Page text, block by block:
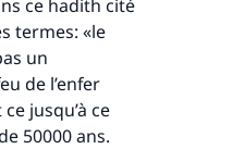
ce hadith cité
termes: «le
un
de l’enfer
jusqu’à ce
50000 ans.